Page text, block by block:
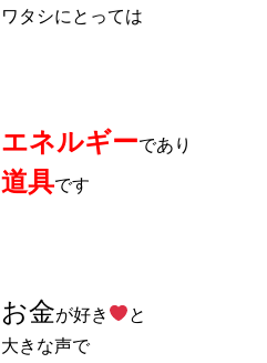
ワタシにとっては
エネルギーであり
道具です
お金が好き
と
大きな声で